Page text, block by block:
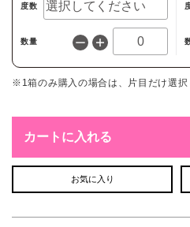
度数
数量
※1箱のみ購入の場合は、片目だけ選択
カートに入れる
お気に入り